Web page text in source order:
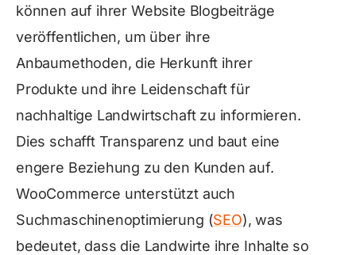
können auf ihrer Website Blogbeiträge
veröffentlichen, um über ihre
Anbaumethoden, die Herkunft ihrer
Produkte und ihre Leidenschaft für
nachhaltige Landwirtschaft zu informieren.
Dies schafft Transparenz und baut eine
engere Beziehung zu den Kunden auf.
WooCommerce unterstützt auch
Suchmaschinenoptimierung (SEO), was
bedeutet, dass die Landwirte ihre Inhalte so